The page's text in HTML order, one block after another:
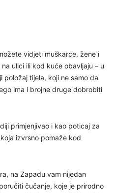
vidjeti muškarce, žene i
ulici ili kod kuće obavljaju – u
položaj tijela, koji ne samo da
ima i brojne druge dobrobiti
primjenjivao i kao poticaj za
izvrsno pomaže kod
na Zapadu vam nijedan
čučanje, koje je prirodno